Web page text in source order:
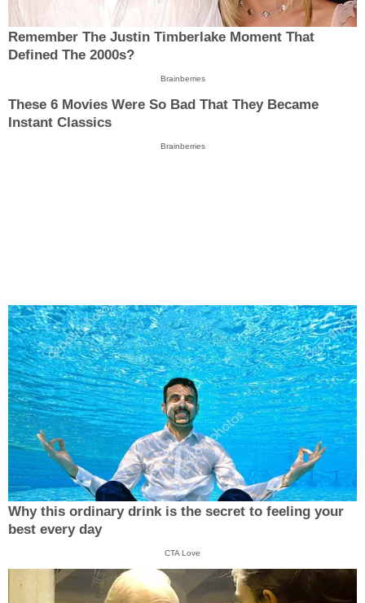
Remember The Justin Timberlake Moment That
Defined The 2000s?
Brainberries
These 6 Movies Were So Bad That They Became
Instant Classics
Brainberries
Why this ordinary drink is the secret to feeling your
best every day
CTA Love